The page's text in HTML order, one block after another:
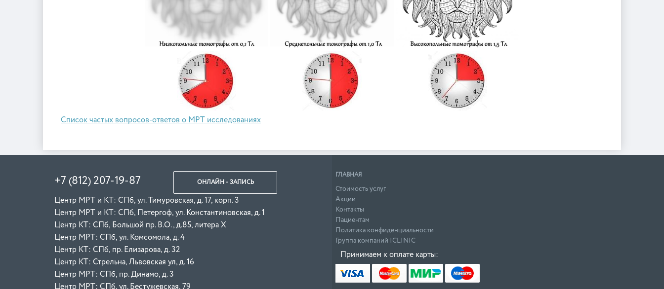
Список частых вопросов-ответов о МРТ исследованиях
+7 (812) 207-19-87 ОНЛАЙН - ЗАПИСЬ
Центр МРТ и КТ: СПб, ул. Тимуровская, д. 17, корп. 3
Центр МРТ и КТ: СПб, Петергоф, ул. Константиновская, д. 1
Центр КТ: СПб, Большой пр. В.О., д.85, литера Х
Центр МРТ: СПб, ул. Комсомола, д. 4
Центр КТ: СПб, пр. Елизарова, д. 32
Центр КТ: Стрельна, Львовская ул, д. 16
Центр МРТ: СПб, пр. Динамо, д. 3
Центр МРТ: СПб, ул. Бестужевская, 79
ГЛАВНАЯ
Стоимость услуг
Акции
Контакты
Пациентам
Политика конфиденциальности
Группа компаний ICLINIC
Принимаем к оплате карты: